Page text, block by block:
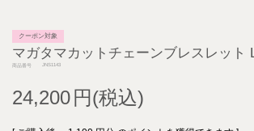
クーポン対象
マガタマカットチェーンブレスレット
商品番号 JNS1143
24,200